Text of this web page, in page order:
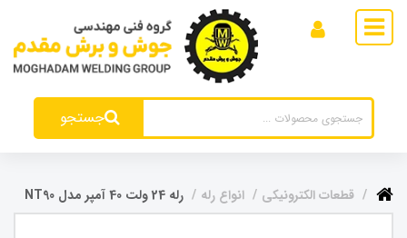
جستجو
قطعات الکترونیکی انواع رله رله 24 ولت 40 آمپر مدل NT90